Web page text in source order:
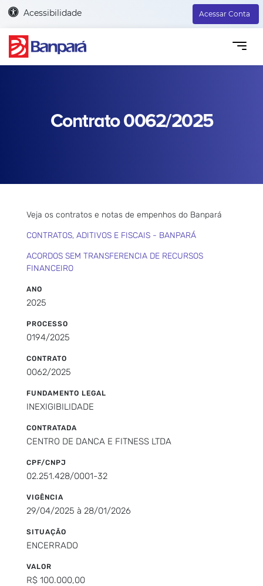
Acessibilidade Acessar Conta
Contrato 0062/2025
Veja os contratos e notas de empenhos do Banpará
CONTRATOS, ADITIVOS E FISCAIS - BANPARÁ
ACORDOS SEM TRANSFERENCIA DE RECURSOS
FINANCEIRO
ANO
2025
PROCESSO
0194/2025
CONTRATO
0062/2025
FUNDAMENTO LEGAL
INEXIGIBILIDADE
CONTRATADA
CENTRO DE DANCA E FITNESS LTDA
CPF/CNPJ
02.251.428/0001-32
VIGÊNCIA
29/04/2025 à 28/01/2026
SITUAÇÃO
ENCERRADO
VALOR
R$ 100.000,00